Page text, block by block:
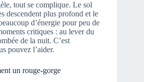
tout se complique. Le sol
descendent plus profond et le
d’énergie pour peu de
critiques : au lever du
de la nuit. C’est
pouvez l’aider.
un rouge-gorge